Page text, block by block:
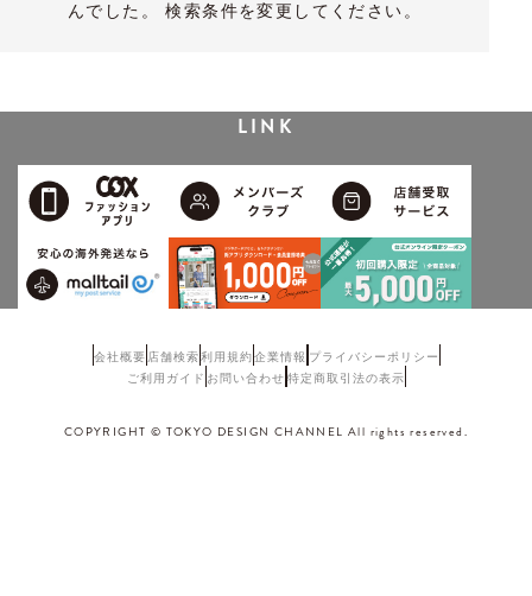
んでした。 検索条件を変更してください。
LINK
会社概要 店舗検索利用規約企業情報 プライバシーポリシー
ご利用ガイド お問い合わせ 特定商取引法の表示
COPYRIGHT © TOKYO DESIGN CHANNEL All rights reserved.